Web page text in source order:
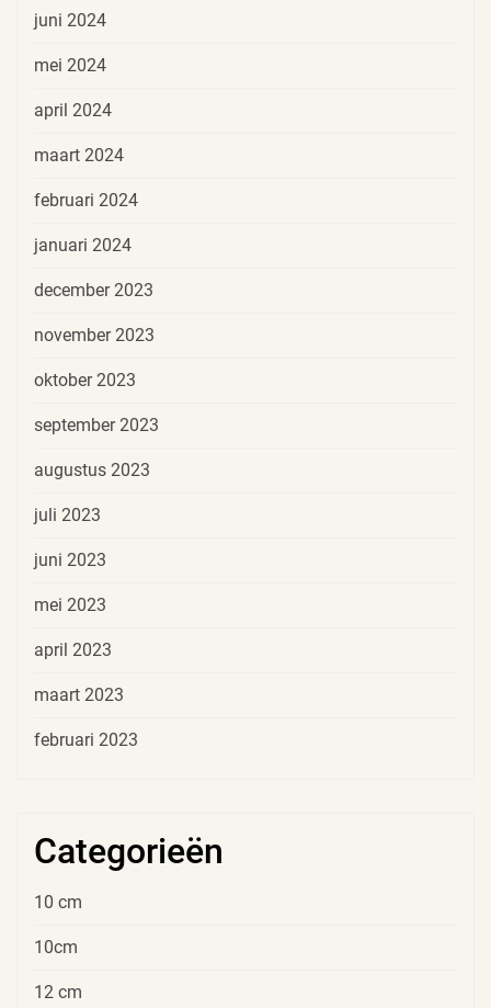
juni 2024
mei 2024
april 2024
maart 2024
februari 2024
januari 2024
december 2023
november 2023
oktober 2023
september 2023
augustus 2023
juli 2023
juni 2023
mei 2023
april 2023
maart 2023
februari 2023
Categorieën
10 cm
10cm
12 cm